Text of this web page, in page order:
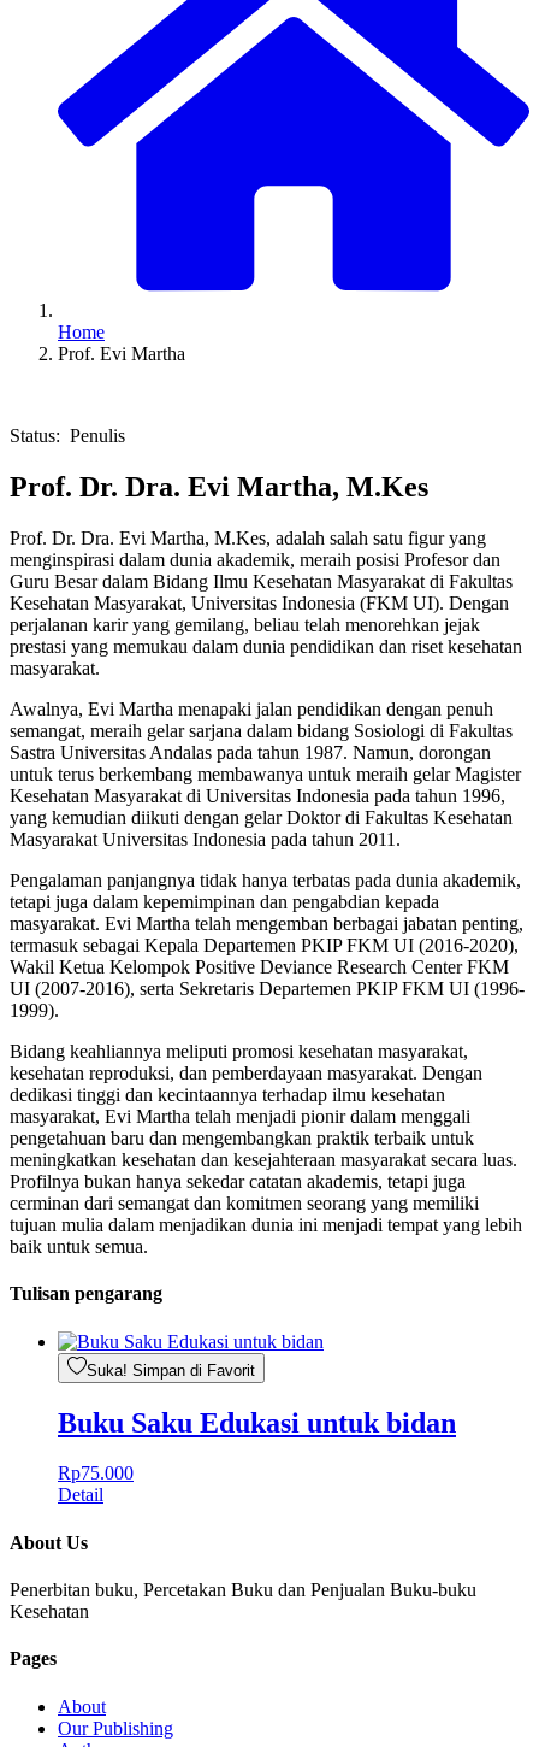
Home
Prof. Evi Martha
Status: Penulis
Prof. Dr. Dra. Evi Martha, M.Kes
Prof. Dr. Dra. Evi Martha, M.Kes, adalah salah satu figur yang
menginspirasi dalam dunia akademik, meraih posisi Profesor dan
Guru Besar dalam Bidang Ilmu Kesehatan Masyarakat di Fakultas
Kesehatan Masyarakat, Universitas Indonesia (FKM UI). Dengan
perjalanan karir yang gemilang, beliau telah menorehkan jejak
prestasi yang memukau dalam dunia pendidikan dan riset kesehatan
masyarakat.
Awalnya, Evi Martha menapaki jalan pendidikan dengan penuh
semangat, meraih gelar sarjana dalam bidang Sosiologi di Fakultas
Sastra Universitas Andalas pada tahun 1987. Namun, dorongan
untuk terus berkembang membawanya untuk meraih gelar Magister
Kesehatan Masyarakat di Universitas Indonesia pada tahun 1996,
yang kemudian diikuti dengan gelar Doktor di Fakultas Kesehatan
Masyarakat Universitas Indonesia pada tahun 2011.
Pengalaman panjangnya tidak hanya terbatas pada dunia akademik,
tetapi juga dalam kepemimpinan dan pengabdian kepada
masyarakat. Evi Martha telah mengemban berbagai jabatan penting,
termasuk sebagai Kepala Departemen PKIP FKM UI (2016-2020),
Wakil Ketua Kelompok Positive Deviance Research Center FKM
UI (2007-2016), serta Sekretaris Departemen PKIP FKM UI (1996-
1999).
Bidang keahliannya meliputi promosi kesehatan masyarakat,
kesehatan reproduksi, dan pemberdayaan masyarakat. Dengan
dedikasi tinggi dan kecintaannya terhadap ilmu kesehatan
masyarakat, Evi Martha telah menjadi pionir dalam menggali
pengetahuan baru dan mengembangkan praktik terbaik untuk
meningkatkan kesehatan dan kesejahteraan masyarakat secara luas.
Profilnya bukan hanya sekedar catatan akademis, tetapi juga
cerminan dari semangat dan komitmen seorang yang memiliki
tujuan mulia dalam menjadikan dunia ini menjadi tempat yang lebih
baik untuk semua.
Tulisan pengarang
Suka! Simpan di Favorit
Buku Saku Edukasi untuk bidan
Rp75.000
Detail
About Us
Penerbitan buku, Percetakan Buku dan Penjualan Buku-buku
Kesehatan
Pages
About
Our Publishing